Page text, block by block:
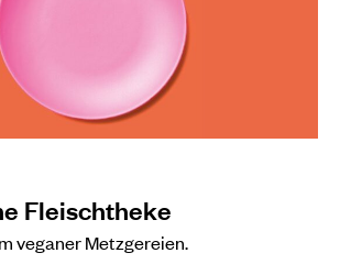
Fleischtheke
veganer Metzgereien.